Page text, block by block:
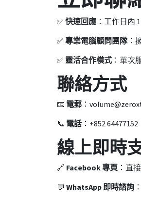
✅ 快速回應 ：工作日內
✅ 專業電腦顧問團隊：
✅ 靈活合作模式 ：單次
聯絡方式
📧 電郵 ：
📞 電話 ：+852
線上即時
🔗 Facebook 專頁 ：直接
💬 WhatsApp 即時諮詢